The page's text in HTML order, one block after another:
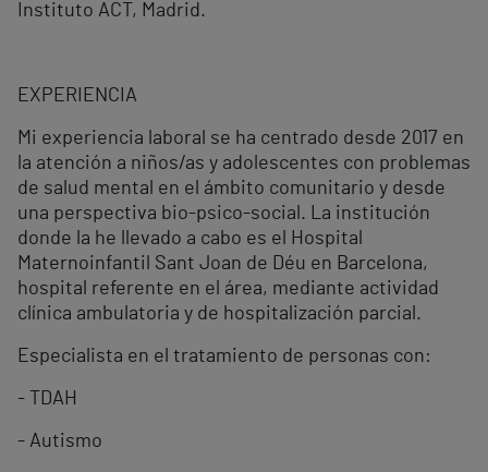
Instituto ACT, Madrid.
EXPERIENCIA
Mi experiencia laboral se ha centrado desde 2017 en
la atención a niños/as y adolescentes con problemas
de salud mental en el ámbito comunitario y desde
una perspectiva bio-psico-social. La institución
donde la he llevado a cabo es el Hospital
Maternoinfantil Sant Joan de Déu en Barcelona,
hospital referente en el área, mediante actividad
clínica ambulatoria y de hospitalización parcial.
Especialista en el tratamiento de personas con:
- TDAH
- Autismo